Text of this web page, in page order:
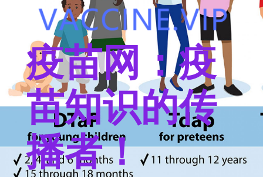
疫苗网：疫
苗知识的传
播者！